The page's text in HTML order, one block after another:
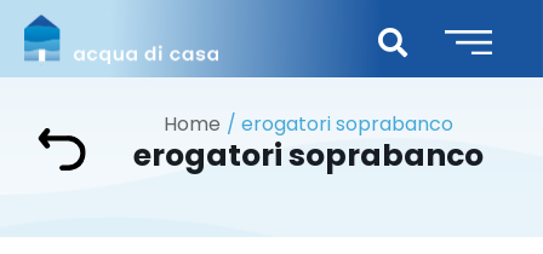
Home erogatori soprabanco
erogatori soprabanco